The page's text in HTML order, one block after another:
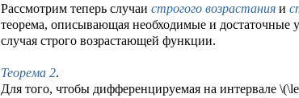
Рассмотрим теперь случаи строгого возрастания и
теорема, описывающая необходимые и достаточные
случая строго возрастающей функции.
Теорема 2.
Для того, чтобы дифференцируемая на интервале